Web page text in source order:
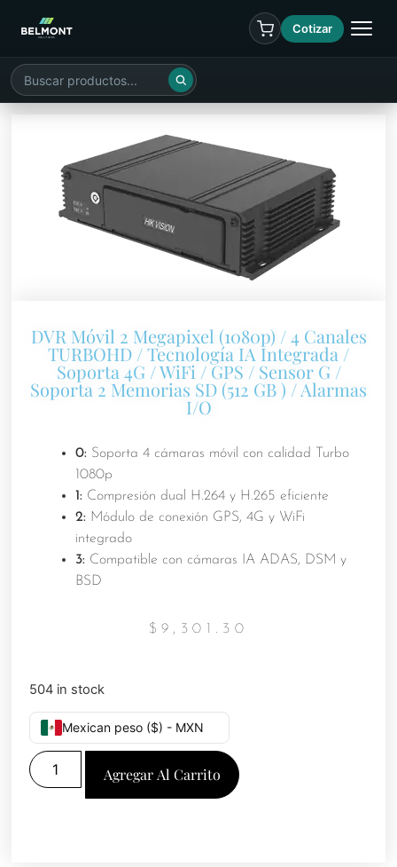
Cotizar
DVR Móvil 2 Megapixel (1080p) / 4 Canales
TURBOHD / Tecnología IA Integrada /
Soporta 4G / WiFi / GPS / Sensor G /
Soporta 2 Memorias SD (512 GB ) / Alarmas
I/O
0: Soporta 4 cámaras móvil con calidad Turbo
1080p
1: Compresión dual H.264 y H.265 eficiente
2: Módulo de conexión GPS, 4G y WiFi
integrado
3: Compatible con cámaras IA ADAS, DSM y
BSD
$9,301.30
504 in stock
Mexican peso ($) - MXN
Agregar Al Carrito